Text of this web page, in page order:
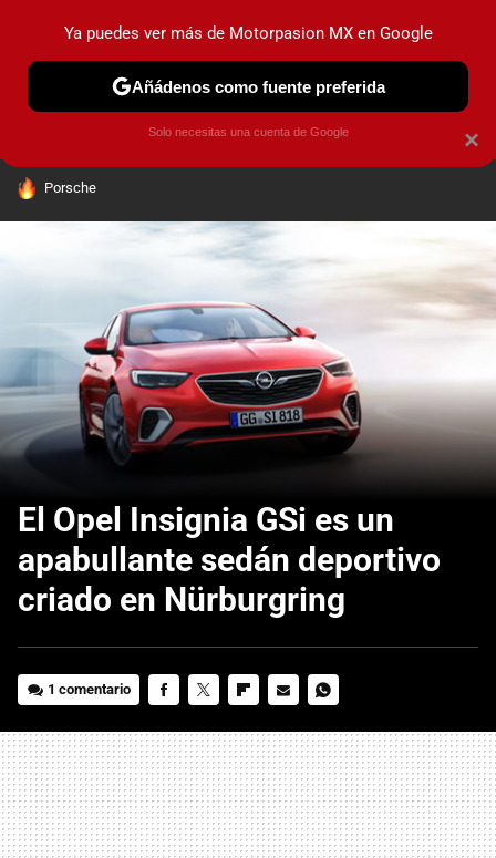
PRUEBAS INDUSTRIA HOY NO CIRCULA
HOY SE HABLA DE
Porsche
El Opel Insignia GSi es un
apabullante sedán deportivo
criado en Nürburgring
1 comentario
MAIL
×
Ya puedes ver más de Motorpasion MX en Google
Añádenos como fuente preferida
Solo necesitas una cuenta de Google